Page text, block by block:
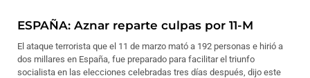
ESPAÑA: Aznar reparte culpas por 11-M
El ataque terrorista que el 11 de marzo mató a 192 personas e hirió a
dos millares en España, fue preparado para facilitar el triunfo
socialista en las elecciones celebradas tres días después, dijo este